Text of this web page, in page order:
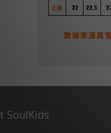
SoulKids